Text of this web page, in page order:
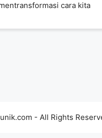
cara kita
- All Rights